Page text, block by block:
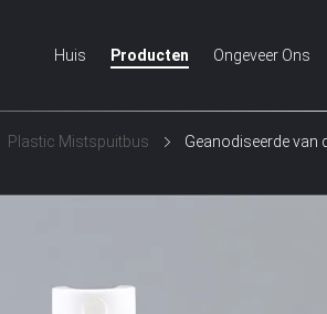
Huis Producten Ongeveer Ons
Plastic Mistspuitbus Geanodiseerde van